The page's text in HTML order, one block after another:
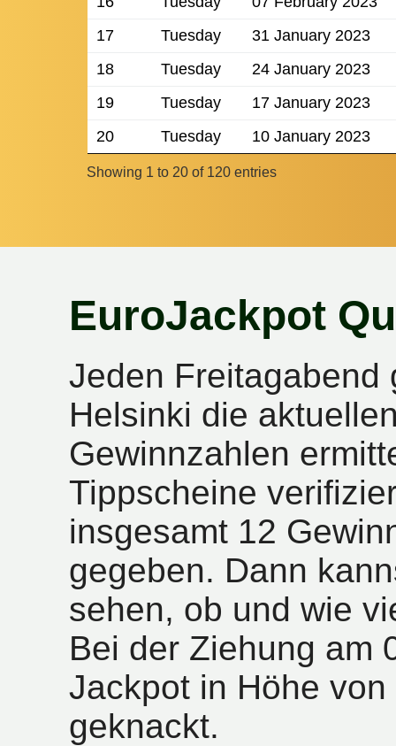
17
Tuesday
31 January 2023
18
Tuesday
24 January 2023
19
Tuesday
17 January 2023
20
Tuesday 10 January 2023
Showing 1 to 20 of 120 entries
EuroJackpot
Jeden Freitagabend
Helsinki die
Gewinnzahlen
Tippscheine
insgesamt 12
gegeben. Dann
sehen, ob und wie
Bei der Ziehung am
Jackpot in Höhe
geknackt.